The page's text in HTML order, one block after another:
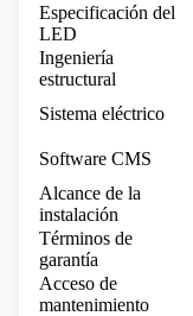
Especificación del
LED
Ingeniería
estructural
Sistema eléctrico
Software CMS
Alcance de la
instalación
Términos de
garantía
Acceso de
mantenimiento